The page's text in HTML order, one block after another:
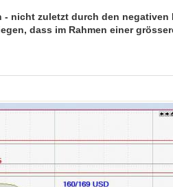
nicht zuletzt durch den
dass im Rahmen einer